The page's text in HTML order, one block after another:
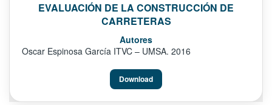
EVALUACIÓN DE LA CONSTRUCCIÓN DE
CARRETERAS
Autores
Oscar Espinosa García ITVC – UMSA. 2016
Download